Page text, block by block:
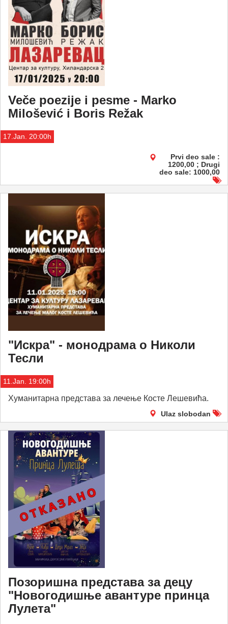
Veče poezije i pesme - Marko
Milošević i Boris Režak
17.Jan. 20:00h
Prvi deo sale :
1200,00 ; Drugi
deo sale: 1000,00
"Искра" - монодрама о Николи
Тесли
11.Jan. 19:00h
Хуманитарна представа за лечење Косте Лешевића.
Ulaz slobodan
Позоришна представа за децу
"Новогодишње авантуре принца
Лулета"